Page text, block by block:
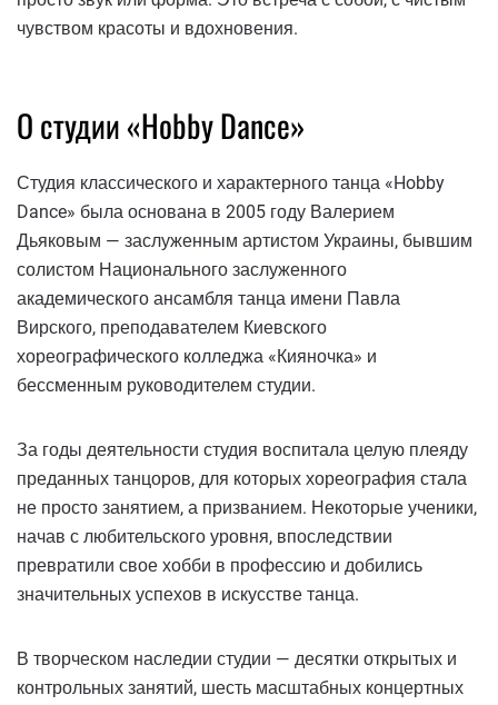
чувством красоты и вдохновения.
О студии «Hobby Dance»
Студия классического и характерного танца «Hobby
Dance» была основана в 2005 году Валерием
Дьяковым — заслуженным артистом Украины, бывшим
солистом Национального заслуженного
академического ансамбля танца имени Павла
Вирского, преподавателем Киевского
хореографического колледжа «Кияночка» и
бессменным руководителем студии.
За годы деятельности студия воспитала целую плеяду
преданных танцоров, для которых хореография стала
не просто занятием, а призванием. Некоторые ученики,
начав с любительского уровня, впоследствии
превратили свое хобби в профессию и добились
значительных успехов в искусстве танца.
В творческом наследии студии — десятки открытых и
контрольных занятий, шесть масштабных концертных